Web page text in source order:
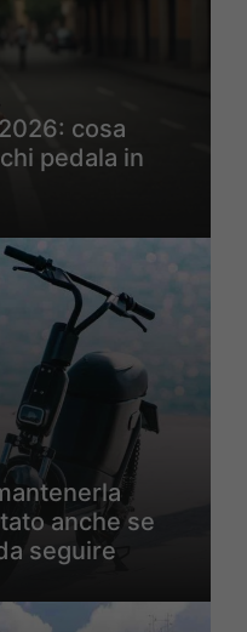
cosa
pedala in
anche se
seguire